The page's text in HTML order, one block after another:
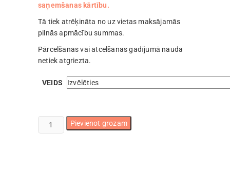
saņemšanas kārtību.
Tā tiek atrēķināta no uz vietas maksājamās
pilnās apmācību summas.
Pārcelšanas vai atcelšanas gadījumā nauda
netiek atgriezta.
VEIDS
Apmācību
rezervācija
Pievienot grozam